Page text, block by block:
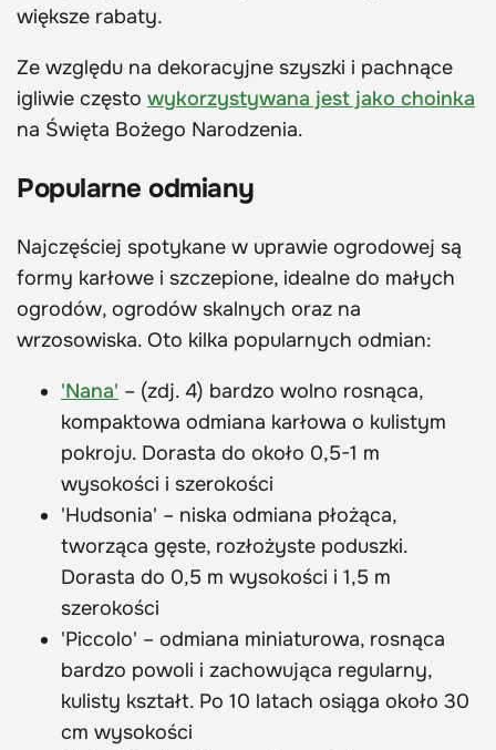
większe rabaty.
Ze względu na dekoracyjne szyszki i pachnące
igliwie często wykorzystywana jest jako choinka
na Święta Bożego Narodzenia.
Popularne odmiany
Najczęściej spotykane w uprawie ogrodowej są
formy karłowe i szczepione, idealne do małych
ogrodów, ogrodów skalnych oraz na
wrzosowiska. Oto kilka popularnych odmian:
'Nana' – (zdj. 4) bardzo wolno rosnąca,
kompaktowa odmiana karłowa o kulistym
pokroju. Dorasta do około 0,5-1 m
wysokości i szerokości
'Hudsonia' – niska odmiana płożąca,
tworząca gęste, rozłożyste poduszki.
Dorasta do 0,5 m wysokości i 1,5 m
szerokości
'Piccolo' – odmiana miniaturowa, rosnąca
bardzo powoli i zachowująca regularny,
kulisty kształt. Po 10 latach osiąga około 30
cm wysokości